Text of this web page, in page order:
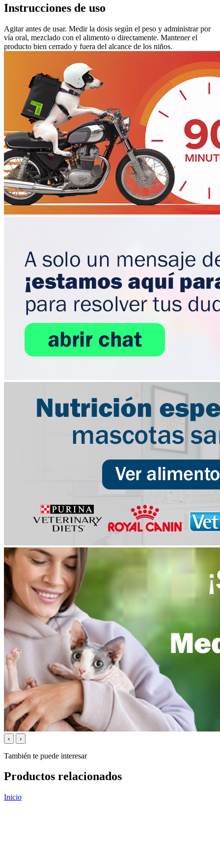
Instrucciones de uso
Agitar antes de usar. Medir la dosis según el peso y administrar por
vía oral, mezclado con el alimento o directamente. Mantener el
producto bien cerrado y fuera del alcance de los niños.
‹ ›
También te puede interesar
Productos relacionados
Inicio